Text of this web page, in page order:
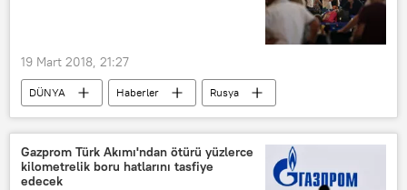
19 Mart 2018, 21:27
DÜNYA Haberler
Rusya
TÜRKİYE
Rusya Federal Devlet İstatistik Kurumu (Rosstat)
Rus turist
Gazprom Türk Akımı'ndan ötürü yüzlerce
kilometrelik boru hatlarını tasfiye
edecek